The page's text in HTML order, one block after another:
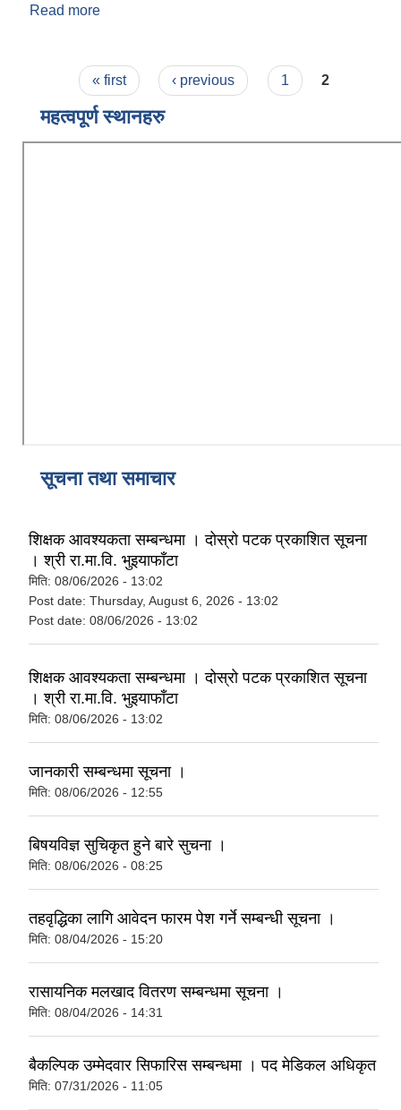
Read more
Pages« first ‹ previous 1 2
महत्वपूर्ण स्थानहरु
सूचना तथा समाचार
शिक्षक आवश्यकता सम्बन्धमा । दोस्रो पटक प्रकाशित सूचना
। श्री रा.मा.वि. भुइयाफाँटा
मिति: 08/06/2026 - 13:02
Post date: Thursday, August 6, 2026 - 13:02
Post date: 08/06/2026 - 13:02
शिक्षक आवश्यकता सम्बन्धमा । दोस्रो पटक प्रकाशित सूचना
। श्री रा.मा.वि. भुइयाफाँटा
मिति: 08/06/2026 - 13:02
जानकारी सम्बन्धमा सूचना ।
मिति: 08/06/2026 - 12:55
बिषयविज्ञ सुचिकृत हुने बारे सुचना ।
मिति: 08/06/2026 - 08:25
तहवृद्धिका लागि आवेदन फारम पेश गर्ने सम्बन्धी सूचना ।
मिति: 08/04/2026 - 15:20
रासायनिक मलखाद वितरण सम्बन्धमा सूचना ।
मिति: 08/04/2026 - 14:31
बैकल्पिक उम्मेदवार सिफारिस सम्बन्धमा । पद मेडिकल अधिकृत
मिति: 07/31/2026 - 11:05